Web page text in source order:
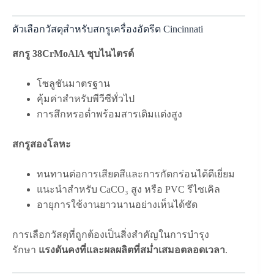
ตัวเลือกวัสดุสำหรับสกรูเครื่องอัดรีด Cincinnati
สกรู 38CrMoAlA ชุบไนไตรด์
โซลูชันมาตรฐาน
คุ้มค่าสำหรับพีวีซีทั่วไป
การสึกหรอต่ำพร้อมสารเติมแต่งสูง
สกรูสองโลหะ
ทนทานต่อการเสียดสีและการกัดกร่อนได้ดีเยี่ยม
แนะนำสำหรับ CaCO₃ สูง หรือ PVC รีไซเคิล
อายุการใช้งานยาวนานอย่างเห็นได้ชัด
การเลือกวัสดุที่ถูกต้องเป็นสิ่งสำคัญในการบำรุง
รักษา แรงดันคงที่และผลผลิตที่สม่ำเสมอตลอดเวลา.